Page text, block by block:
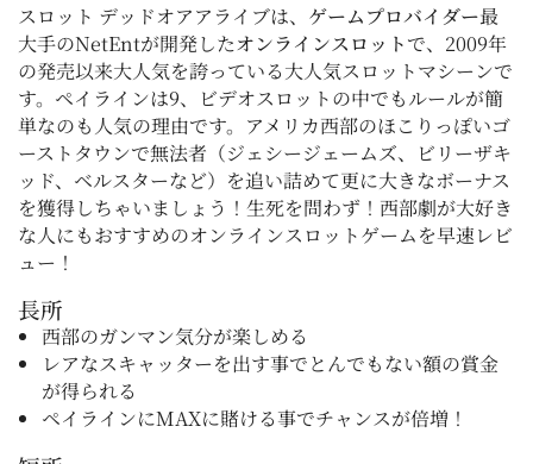
スロット デッドオアアライブは、 ゲームプロバイダー最
大手のNetEntが開発したオンラインスロットで、2009年
の発売以来大人気を誇っている大人気スロットマシーンで
す。ペイラインは9、ビデオスロットの中でもルールが簡
単なのも人気の理由です。アメリカ西部のほこりっぽいゴ
ーストタウンで無法者（ジェシージェームズ、ビリーザキ
ッド、ベルスターなど）を追い詰めて更に大きなボーナス
を獲得しちゃいましょう！生死を問わず！西部劇が大好き
な人にもおすすめのオンラインスロットゲームを早速レビ
ュー！
長所
西部のガンマン気分が楽しめる
レアなスキャッターを出す事でとんでもない額の賞金
が得られる
ペイラインにMAXに賭ける事でチャンスが倍増！